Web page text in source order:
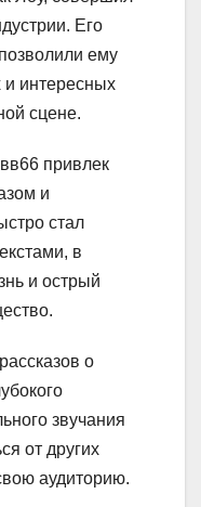
Его
ему
и интересных
сцене.
привлек
и
стал
в
и острый
о
звучания
от других
аудиторию.